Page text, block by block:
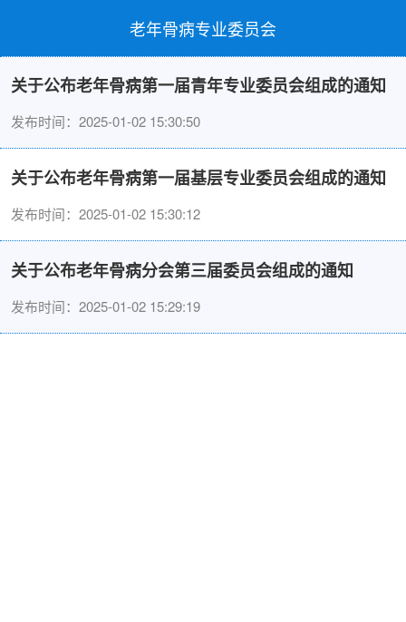
老年骨病专业委员会
关于公布老年骨病第一届青年专业委员会组成的通知
发布时间：2025-01-02 15:30:50
关于公布老年骨病第一届基层专业委员会组成的通知
发布时间：2025-01-02 15:30:12
关于公布老年骨病分会第三届委员会组成的通知
发布时间：2025-01-02 15:29:19